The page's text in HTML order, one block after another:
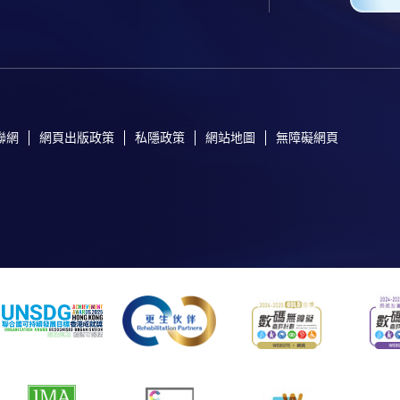
網 網頁出版政策 私隱政策 網站地圖 無障礙網頁